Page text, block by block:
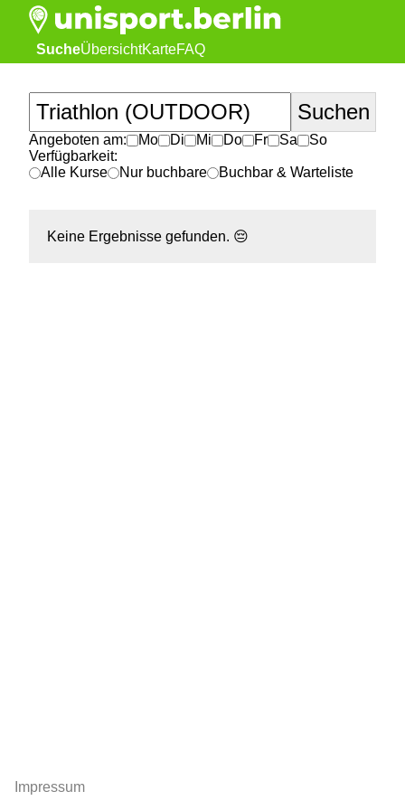
SucheÜbersichtKarteFAQ
Angeboten am: Mo Di Mi Do Fr Sa
So
Verfügbarkeit:
Alle Kurse
Nur buchbare Buchbar & Warteliste
Keine Ergebnisse gefunden. 😔
Impressum